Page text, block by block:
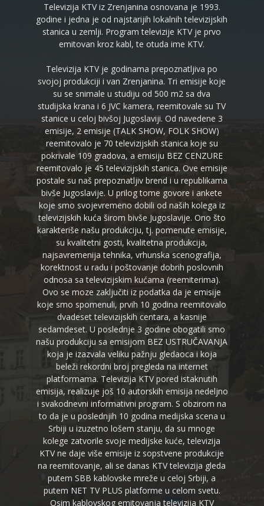
Televizija KTV iz Zrenjanina osnovana je 1993.
godine i jedna je od najstarijih lokalnih televizijskih
stanica u zemlji. Program televizije KTV je prvo
emitovan kroz kabl, te otuda ime KTV.
Televizija KTV je godinama prepoznatljiva po
svojoj produkciji i van Zrenjanina. Tri emisije koje
su se snimale u studiju od 500 m2 sa dva
studijska krana i 6 JVC kamera, reemitovale su TV
stanice u celoj bivšoj Jugoslaviji. Od navedene 3
emisije, 2 emisije (TALK SHOW, FOLK SHOW)
reemitovalo je 70 televizijskih stanica koje su
pokrivale 109 gradova, a emisiju BEZ CENZURE
reemitovalo je 45 televizijskih stanica. Ove emisije
postale su naš prepoznatljiv brend i u republikama
bivše Jugoslavije. U prilog tome govore i ankete
koje smo svojevremeno dobili od naših kolega iz
televizijskih kuća širom bivše Jugoslavije. Ono što
karakteriše našu produkciju, tj. pomenute emisije,
su kvalitetni gosti, kvalitetna produkcija,
najsavremenija tehnika, vrhunska scenografija,
korektnost u radu i poštovanje dobrih poslovnih
odnosa sa televizijskim kućama (reemiterima).
Ovo se moze zaključiti iz podatka da je emisije
koje smo spomenuli, prvih 10 godina reemitovalo
dvadeset televizijskih centara, a kasnije
sedamdeset. U poslednje 3 godine obogatili smo
našu produkciju sa emisijom BEZ USTRUČAVANJA
koja je izazvala veliku pažnju gledaoca i koja
beleži rekordni broj pregleda na internet
platformama. Televizija KTV pored istaknutih
emisija, realizuje još 10 autorskih emisija nedeljno
i svakodnevni informativni program. S obzirom na
to da je u poslednjih 10 godina medijska scena u
Srbiji u izuzetno lošem stanju, da su mnoge
kolege zatvorile svoje medijske kuće, televizija
KTV ne daje više emisije iz sopstvene produkcije
na reemitovanje, ali se danas KTV televizija gleda
putem SBB kablovske mreže u celoj Srbiji, a
putem NET TV PLUS platforme u celom svetu.
Osim kablovskog emitovanja televizija KTV